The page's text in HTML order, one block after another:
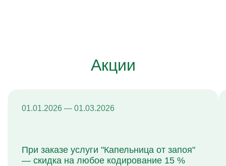
Акции
01.01.2026 — 01.03.2026
При заказе услуги "Капельница от запоя"
— скидка на любое кодирование 15 %